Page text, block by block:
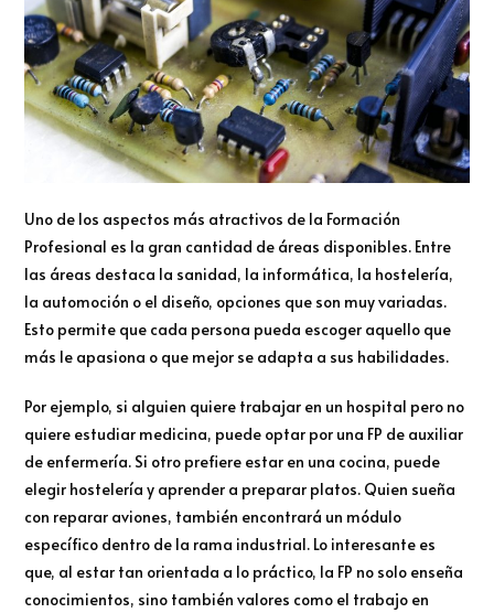
Uno de los aspectos más atractivos de la Formación
Profesional es la gran cantidad de áreas disponibles. Entre
las áreas destaca la sanidad, la informática, la hostelería,
la automoción o el diseño, opciones que son muy variadas.
Esto permite que cada persona pueda escoger aquello que
más le apasiona o que mejor se adapta a sus habilidades.
Por ejemplo, si alguien quiere trabajar en un hospital pero no
quiere estudiar medicina, puede optar por una FP de auxiliar
de enfermería. Si otro prefiere estar en una cocina, puede
elegir hostelería y aprender a preparar platos. Quien sueña
con reparar aviones, también encontrará un módulo
específico dentro de la rama industrial. Lo interesante es
que, al estar tan orientada a lo práctico, la FP no solo enseña
conocimientos, sino también valores como el trabajo en